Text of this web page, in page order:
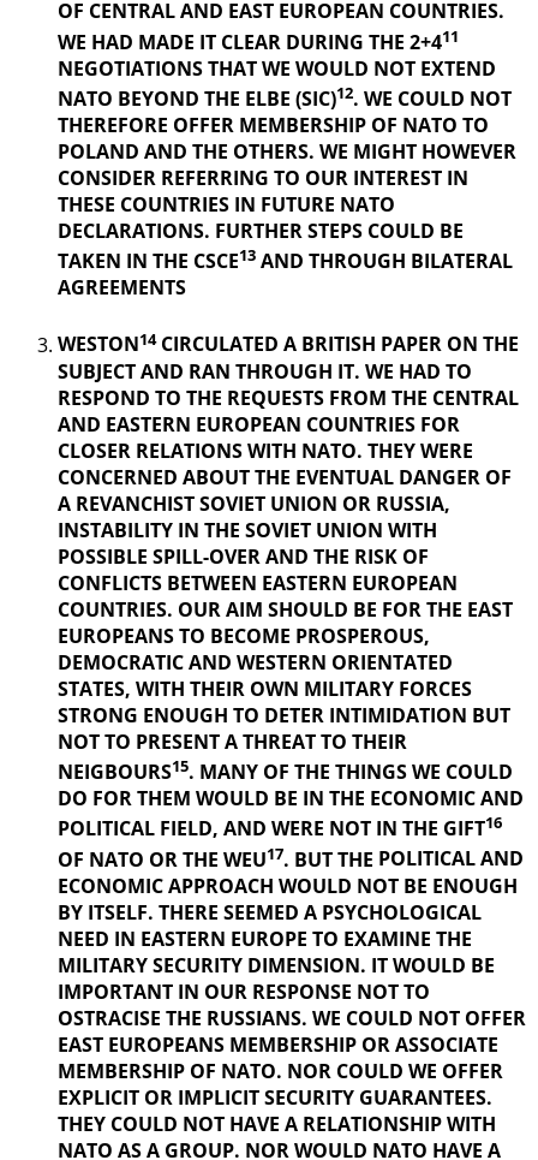
OF CENTRAL AND EAST EUROPEAN COUNTRIES.
WE HAD MADE IT CLEAR DURING THE 2+411
NEGOTIATIONS THAT WE WOULD NOT EXTEND
NATO BEYOND THE ELBE (SIC)12. WE COULD NOT
THEREFORE OFFER MEMBERSHIP OF NATO TO
POLAND AND THE OTHERS. WE MIGHT HOWEVER
CONSIDER REFERRING TO OUR INTEREST IN
THESE COUNTRIES IN FUTURE NATO
DECLARATIONS. FURTHER STEPS COULD BE
TAKEN IN THE CSCE13 AND THROUGH BILATERAL
AGREEMENTS
WESTON14CIRCULATED A BRITISH PAPER ON THE
SUBJECT AND RAN THROUGH IT. WE HAD TO
RESPOND TO THE REQUESTS FROM THE CENTRAL
AND EASTERN EUROPEAN COUNTRIES FOR
CLOSER RELATIONS WITH NATO. THEY WERE
CONCERNED ABOUT THE EVENTUAL DANGER OF
A REVANCHISTSOVIET UNION OR RUSSIA,
INSTABILITY IN THE SOVIET UNION WITH
POSSIBLE SPILL-OVER AND THE RISK OF
CONFLICTS BETWEEN EASTERN EUROPEAN
COUNTRIES. OUR AIM SHOULD BE FOR THE EAST
EUROPEANS TO BECOME PROSPEROUS,
DEMOCRATIC AND WESTERN ORIENTATED
STATES, WITH THEIR OWN MILITARY FORCES
STRONG ENOUGH TO DETER INTIMIDATION BUT
NOT TO PRESENT A THREAT TO THEIR
NEIGBOURS15. MANY OF THE THINGSWE COULD
DO FOR THEM WOULD BE IN THE ECONOMIC AND
POLITICAL FIELD, AND WERE NOT IN THE GIFT16
OF NATO OR THE WEU17. BUT THE POLITICAL AND
ECONOMIC APPROACH WOULD NOT BE ENOUGH
BY ITSELF. THERE SEEMED A PSYCHOLOGICAL
NEED IN EASTERN EUROPE TO EXAMINE THE
MILITARY SECURITY DIMENSION. IT WOULD BE
IMPORTANT IN OUR RESPONSE NOT TO
OSTRACISE THE RUSSIANS. WE COULD NOT OFFER
EAST EUROPEANS MEMBERSHIP OR ASSOCIATE
MEMBERSHIP OF NATO. NOR COULD WE OFFER
EXPLICIT OR IMPLICIT SECURITY GUARANTEES.
THEY COULD NOT HAVE A RELATIONSHIP WITH
NATO AS A GROUP. NOR WOULD NATO HAVE A